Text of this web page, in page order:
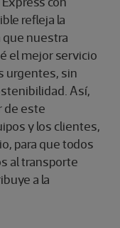
refleja la
que nuestra
el mejor servicio
urgentes, sin
Así,
de este
y los clientes,
para que todos
al transporte
a la